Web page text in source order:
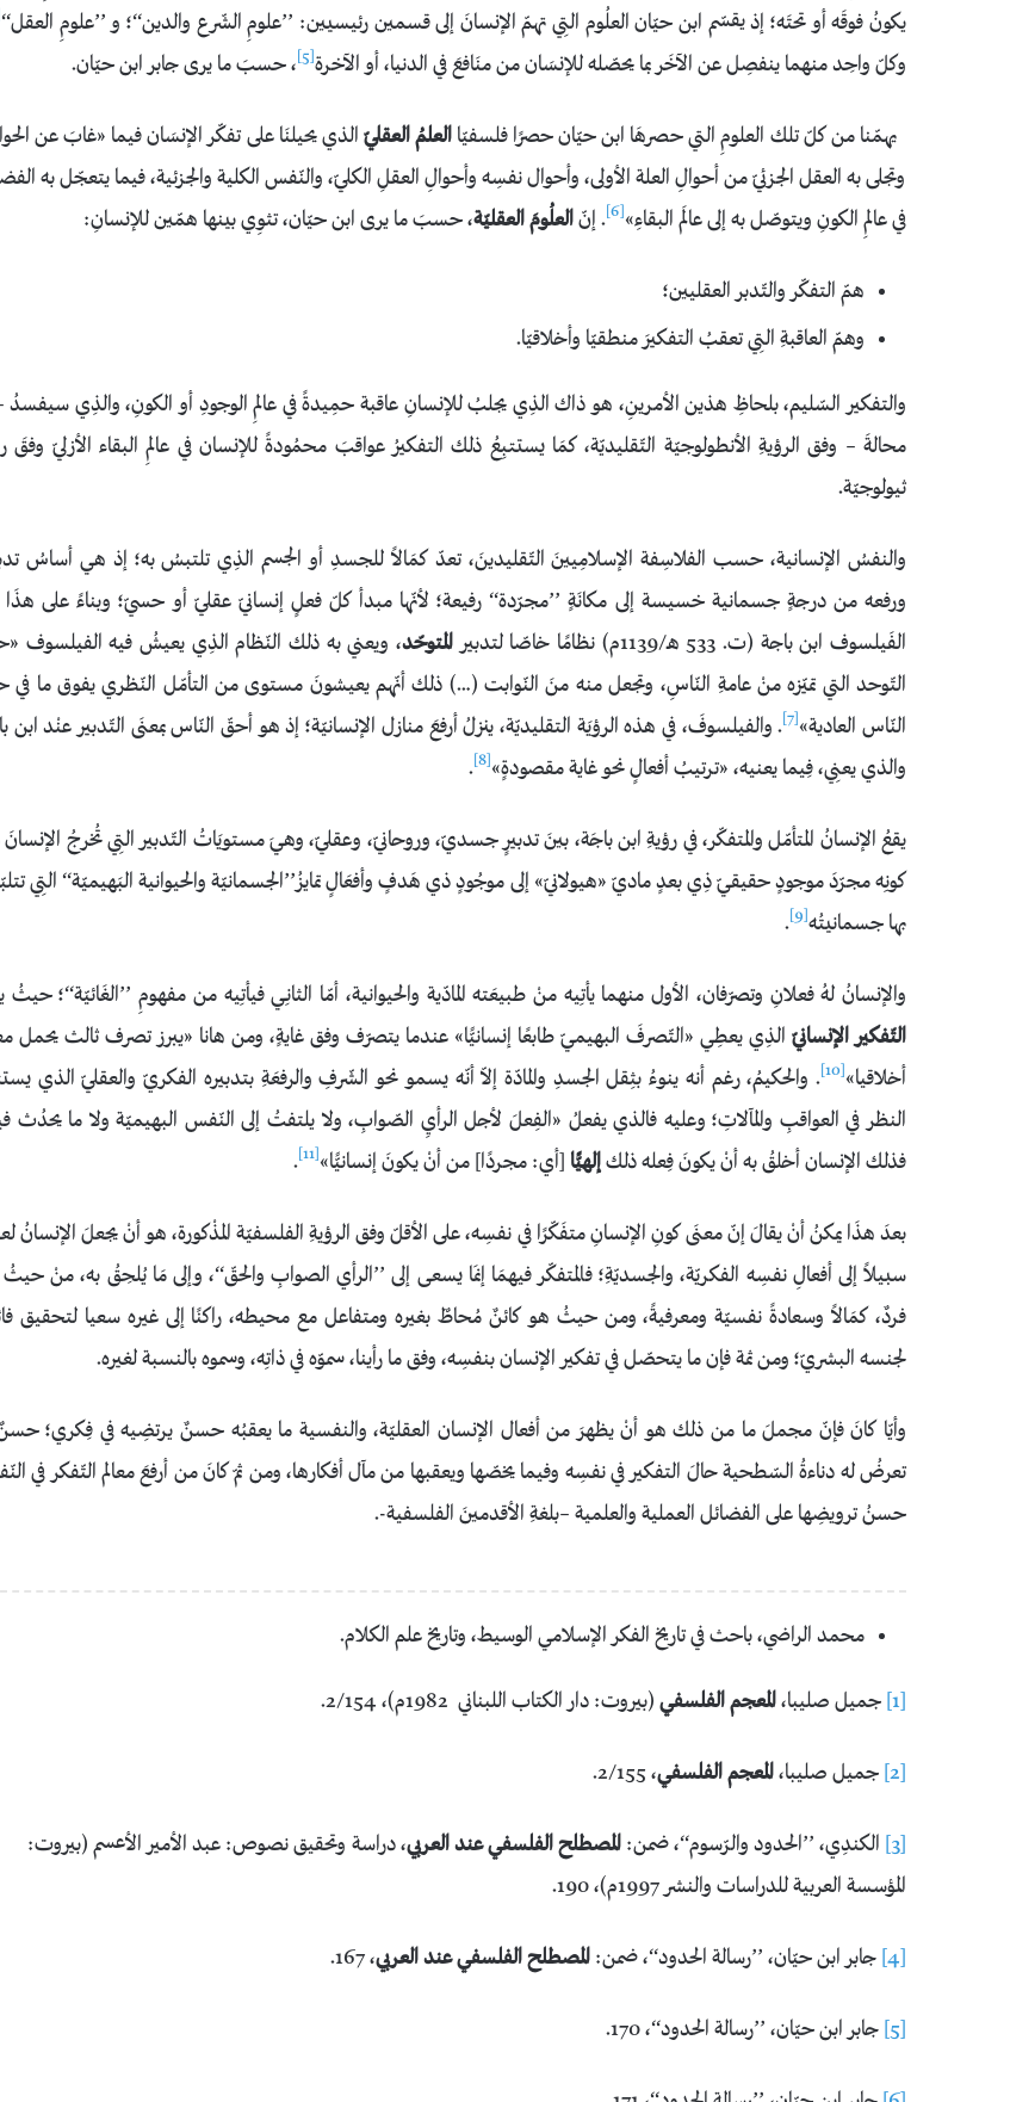
يكونُ فوقَه أو تحتَه؛ إذ يقسّم ابن حيّان العلُوم التِي تهمّ الإنسانَ إلى قسمين رئيسيين: ’’علومِ الشّرع والدين‘‘؛ و ’’علومِ العقل‘‘
وكلّ واحِد منهما ينفصِل عن الآخَر بما يحصّله للإنسَان من منَافعَ في الدنيا، أو الآخرة[5] ، حسبَ ما يرى جابر ابن حيّان.
يهمّنا من كلّ تلك العلومِ التي حصرهَا ابن حيّان حصرًا فلسفيّاالعلمُ العقليّ الذي يحيلنَا على تفكّر الإنسَان فيما «غابَ عن
وتجلى به العقل الجزئيّ من أحوالِ العلة الأولى، وأحوال نفسِه وأحوالِ العقلِ الكليّ، والنّفس الكلية والجزئية، فيما يتعجّل به
في عالمِ الكونِ ويتوصّل به إلى عالَم البقاءِ»[6] . إنّالعلُومَ العقليّة، حسبَ ما يرى ابن حيّان، تثوِي بينها همّين للإنسانِ:
همّ التفكّر والتّدبر العقليين؛
وهمّ العاقبةِ التِي تعقبُ التفكيرَ منطقيّا وأخلاقيّا.
والتفكير السّليم، بلحاظِ هذين الأمرينِ، هو ذاك الذِي يجلبُ للإنسانِ عاقبة حمِيدةً في عالمِ الوجودِ أو الكونِ، والذِي سيفسدُ
محالةَ – وفق الرؤيةِ الأنطولوجيّة التّقليديّة، كمَا يستتبِعُ ذلك التفكيرُ عواقبَ محمُودةً للإنسان في عالمِ البقاء الأزليّ وفقَ
ثيولوجيّة.
والنفسُ الإنسانية، حسب الفلاسِفة الإسلامِيينَ التّقليدينَ، تعدّ كمَالاً للجسدِ أو الجسم الذِي تلتبسُ به؛ إذ هي أساسُ
ورفعه من درجةٍ جسمانية خسيسة إلى مكانَةٍ ’’مجرّدة‘‘ رفيعة؛ لأنّها مبدأ كلّ فعلٍ إنسانيّ عقليّ أو حسيّ؛ وبناءً على هذَا
الفَيلسوف ابن باجة (ت. 533 هـ/1139م) نظامًا خاصّا لتدبير
المتوحّد، ويعني به ذلك النّظام الذِي يعيشُ فيه الفيلسوف
التّوحد التي تميّزه منْ عامةِ النّاسِ، وتجعل منه منَ النّوابت (…) ذلك أنّهم يعيشونَ مستوى من التأمّل النّظري يفوق ما في
النّاس العادية»[7] . والفيلسوفَ، في هذه الرؤيَة التقليديّة، ينزلُ أرفعَ منازل الإنسانيّة؛ إذ هو أحقّ النّاس بمعنَى التّدبير عنْد ابن
والذي يعنِي، فِيما يعنيه، «ترتيبُ أفعالٍ نحو غاية مقصودةٍ»[8]
.
يقعُ الإنسانُ المتأمّل والمتفكّر، في رؤيةِ ابن باجَة، بينَ تدبيرٍ جسديّ، وروحانيّ، وعقليّ، وهيَ مستويَاتُ التّدبير التِي تُخرجُ
كونِه مجرّدَ موجودٍ حقيقيّ ذِي بعدٍ ماديّ «هيولانيّ» إلى موجُودٍ ذي هَدفٍ وأفعَالٍ تمايزُ’’الجسمانيّة والحيوانية البَهيميّة‘‘ التِي
بها جسمانيتُه[9]
.
والإنسانُ لهُ فعلانِ وتصرّفان، الأول منهما يأتِيه منْ طبيعَته المادّية والحيوانية، أمّا الثانِـي فيأتِيه من مفهومِ ’’الغَائيّة‘‘؛ حيثُ
التّفكير الإنسانيّ الذِي يعطِي «التّصرفَ البهيميّ طابعًا إنسانيًّا» عندما يتصرّف وفق غايةٍ، ومن هانا «يبرز تصرف ثالث يحمل
أخلاقيا»[10]
. والحكيمُ، رغم أنه ينوءُ بثِقل الجسدِ والمادّة إلاّ أنّه يسمو نحو الشّرفِ والرفعَةِ بتدبيره الفكريّ والعقليّ الذي
النظر في العواقبِ والمآلاتِ؛ وعليه فالذي يفعلُ «الفِعلَ لأجل الرأيِ الصّوابِ، ولا يلتفتُ إلى النّفس البهيميّة ولا ما يحدُث
فذلك الإنسان أخلقُ به أنْ يكونَ فِعله ذلكإلهيًّا [أي: مجردًا] من أنْ يكونَ إنسانيًّا»[11]
.
بعدَ هذَا يمكنُ أنْ يقالَ إنّ معنَى كونِ الإنسانِ متفَكّرًا في نفسِه، على الأقلّ وفق الرؤيةِ الفلسفيّة المذْكورة، هو أنْ يجعلَ الإنسانُ
سبيلاً إلى أفعالِ نفسِه الفكريّة، والجسديّةِ؛ فالمتفكّر فيهمَا إنمَا يسعى إلى ’’الرأي الصوابِ والحقّ‘‘، وإلى مَا يُلحِقُ به، منْ
فردٌ، كمَالاً وسعادةً نفسيّة ومعرفيةً، ومن حيثُ هو كائنٌ مُحاطٌ بغيره ومتفاعل مع محيطه، راكنًا إلى غيره سعيا لتحقيق
لجنسه البشريّ؛ ومن ثمة فإن ما يتحصّل في تفكير الإنسان بنفسِه، وفق ما رأينا، سموّه في ذاتِه، وسموه بالنسبة لغيره.
وأيّا كانَ فإنّ مجملَ ما من ذلك هو أنْ يظهرَ من أفعال الإنسان العقليّة، والنفسية ما يعقبُه حسنٌ يرتضِيه في فِكري؛
تعرضُ له دناءةُ السّطحية حالَ التفكير في نفسِه وفيما يخصّها ويعقبها من مآل أفكارها، ومن ثمّ كانَ من أرفعَ معالم التّفكر في
حسنُ ترويضِها على الفضائل العملية والعلمية –بلغةِ الأقدمينَ الفلسفية-.
محمد الراضي، باحث في تاريخ الفكر الإسلامي الوسيط، وتاريخ علم الكلام.
[1] جميل صليبا،المعجم الفلسفي (بيروت: دار الكتاب اللبناني 1982م)، 2/154.
[2] جميل صليبا،المعجم الفلسفي، 2/155.
[3] الكندِي، ’’الحدود والرّسوم‘‘، ضمن: المصطلح الفلسفي عند العربي، دراسة وتحقيق نصوص: عبد الأمير الأعسم (بيروت:
المؤسسة العربية للدراسات والنشر 1997م)، 190.
[4] جابر ابن حيّان، ’’رسالة الحدود‘‘، ضمن: المصطلح الفلسفي عند العربي، 167.
[5] جابر ابن حيّان، ’’رسالة الحدود‘‘، 170.